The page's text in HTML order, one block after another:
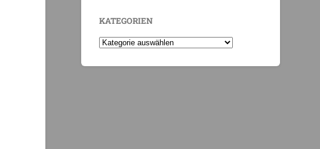
KATEGORIEN